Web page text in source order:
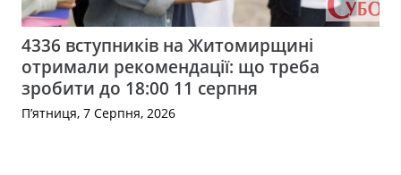
4336 вступників на Житомирщині
отримали рекомендації: що треба
зробити до 18:00 11 серпня
П’ятниця, 7 Серпня, 2026